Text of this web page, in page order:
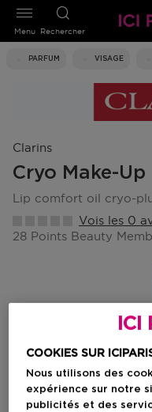
Rechercher
PARFUM VISAGE
Menu
Clarins
Cryo Make-Up
lip comfort oil cryo-
Vois les 0
28 Points Beauty
ICI
COOKIES SUR
Nous utilisons des
expérience sur notre
publicités et des